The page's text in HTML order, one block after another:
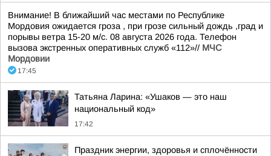
Внимание! В ближайший час местами по Республике
Мордовия ожидается гроза , при грозе сильный дождь ,град и
порывы ветра 15-20 м/с. 08 августа 2026 года. Телефон
вызова экстренных оперативных служб «112»// МЧС
Мордовии
17:45
Татьяна Ларина: «Ушаков — это наш
национальный код»
17:42
Праздник энергии, здоровья и сплочённости